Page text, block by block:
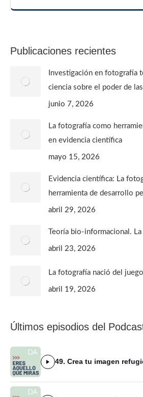
Publicaciones recientes
Investigación en fotografía
ciencia sobre el poder de
junio 7, 2026
La fotografía como
en evidencia científica
mayo 15, 2026
Evidencia científica: La
herramienta de desarrollo
abril 29, 2026
Teoría bio-informacional.
abril 23, 2026
La fotografía nació del juego
abril 19, 2026
Últimos episodios del
49. Crea tu imagen